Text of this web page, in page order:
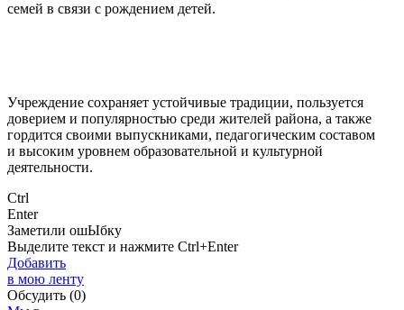
семей в связи с рождением детей.
Учреждение сохраняет устойчивые традиции, пользуется
доверием и популярностью среди жителей района, а также
гордится своими выпускниками, педагогическим составом
и высоким уровнем образовательной и культурной
деятельности.
Ctrl
Enter
Заметили ошЫбку
Выделите текст и нажмите Ctrl+Enter
Добавить
в мою ленту
Обсудить (0)